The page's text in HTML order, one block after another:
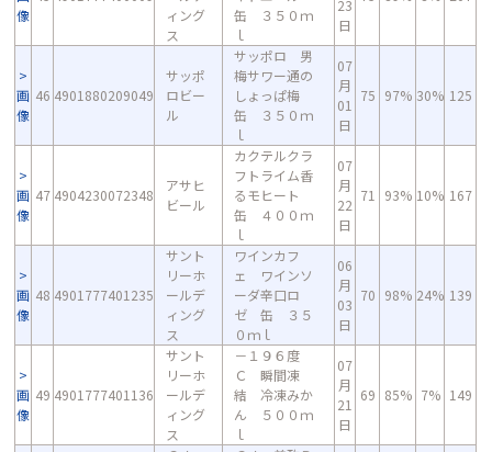
像
ィング
ス
缶 ３５０ｍ
ｌ
23
日
画
像
46 4901880209049
サッポ
ロビー
ル
サッポロ 男
梅サワー通の
しょっぱ梅
缶 ３５０ｍ
ｌ
07
月
01
日
75 97% 30% 125
画
像
47 4904230072348
アサヒ
ビール
カクテルクラ
フトライム香
るモヒート
缶 ４００ｍ
ｌ
07
月
22
日
71 93% 10% 167
画
像
48 4901777401235
サント
リーホ
ールデ
ィング
ス
ワインカフ
ェ ワインソ
ーダ辛口ロ
ゼ 缶 ３５
０ｍｌ
06
月
03
日
70 98% 24% 139
画
像
49 4901777401136
サント
リーホ
ールデ
ィング
ス
－１９６度
Ｃ 瞬間凍
結 冷凍みか
ん ５００ｍ
ｌ
07
月
21
日
69 85% 7% 149